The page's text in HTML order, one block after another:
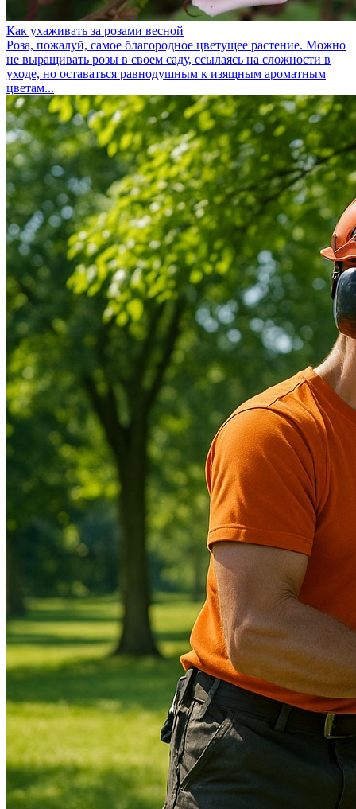
Как ухаживать за розами весной
Роза, пожалуй, самое благородное цветущее растение. Можно
не выращивать розы в своем саду, ссылаясь на сложности в
уходе, но оставаться равнодушным к изящным ароматным
цветам...